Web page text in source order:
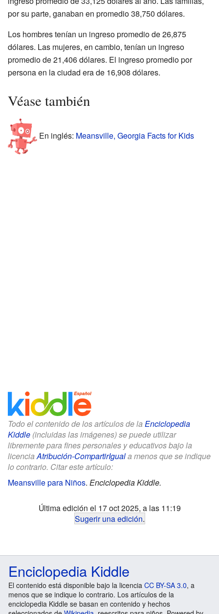
por su parte, ganaban en promedio 38,750 dólares.
Los hombres tenían un ingreso promedio de 26,875
dólares. Las mujeres, en cambio, tenían un ingreso
promedio de 21,406 dólares. El ingreso promedio por
persona en la ciudad era de 16,908 dólares.
Véase también
En inglés: Meansville, Georgia Facts for Kids
Todo el contenido de los artículos de la Enciclopedia
Kiddle (incluidas las imágenes) se puede utilizar
libremente para fines personales y educativos bajo la
licenciaAtribución-CompartirIguala menos que se indique
lo contrario. Citar este artículo:
Meansville para Niños. Enciclopedia Kiddle.
Última edición el 17 oct 2025, a las 11:19
Sugerir una edición.
Enciclopedia Kiddle
El contenido está disponible bajo la licencia CC BY-SA 3.0, a
menos que se indique lo contrario. Los artículos de la
enciclopedia Kiddle se basan en contenido y hechos